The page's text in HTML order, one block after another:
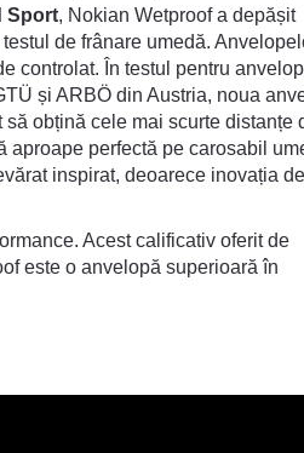
Sport, Nokian Wetproof a depășit
de frânare umedă.
controlat. În testul pentru
și ARBÖ din Austria, noua
să obțină cele mai scurte distanțe
aproape perfectă pe carosabil
inspirat, deoarece inovația
Acest calificativ oferit de
este o anvelopă superioară în